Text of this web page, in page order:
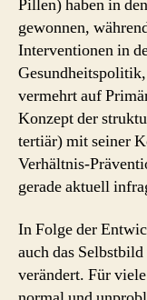
Pillen) haben in
gewonnen,
Interventionen in
vermehrt auf
Konzept der
tertiär) mit seiner
Verhältnis-
gerade aktuell
In Folge der
auch das
verändert. Für